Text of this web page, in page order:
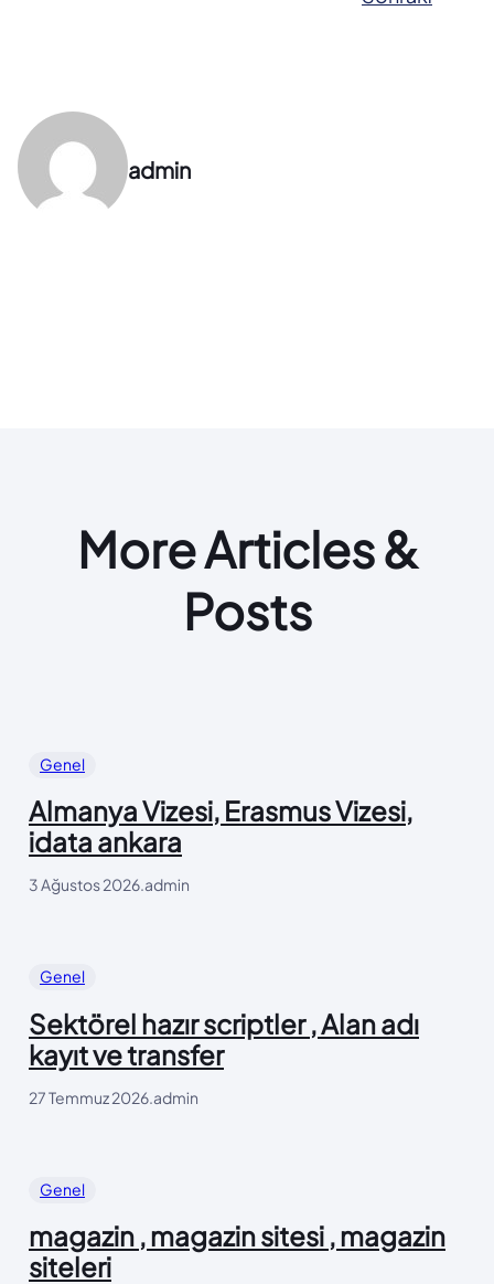
admin
More Articles &
Posts
Genel
Almanya Vizesi, Erasmus Vizesi,
idata ankara
3 Ağustos 2026.admin
Genel
Sektörel hazır scriptler , Alan adı
kayıt ve transfer
27 Temmuz 2026 admin
Genel
magazin , magazin sitesi , magazin
siteleri